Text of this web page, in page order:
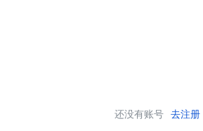
还没有账号 去注册